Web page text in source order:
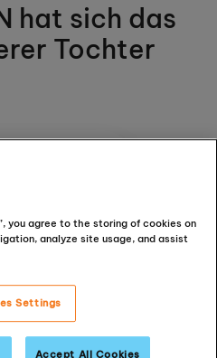
hat sich das
Tochter
Zentrum
you agree to the storing of cookies on
analyze site usage, and assist
Settings
Accept All Cookies